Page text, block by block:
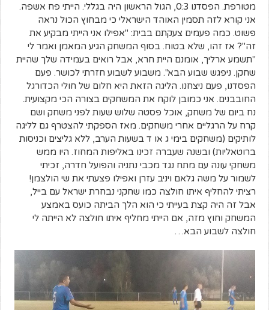
מטורפת. הפסדנו 0:3, הגול הראשון היה בגללי. הייתי פח אשפה.
אני קורא לזה תסמין האוהד הישראלי כי מבחוץ הכול נראה
פשוט. כמה פעמים צעקתם בבית: "אפילו אני הייתי מבקיע את
זה"? אז זהו, שלא בטוח. בסוף המשחק הגיע המאמן ואמר לי
"תשמע ארליך, אומנם היית חרא, אבל רואים בעמידה שלך שהיית
שחקן. ניפגש שבוע הבא". משבוע לשבוע חזרתי לכושר. פעם
הפסדנו, פעם ניצחנו. הליגה הזאת היא חלום של חולי הכדורגל
החובבנים. אני כמובן לוקח את המשחקים בצורה הכי מקצועית.
נח ביום של משחק, אוכל פסטה שלוש שעות לפני משחק ושם
קרח על הרגליים אחרי משחקים. מאז הספקתי להצטרף גם לליגה
לותיקים (משחקים בימי ג או ד בשעות הערב, ללא גליצים וכניסות
ברוטאליות) ובשנה שעברה זכינו באליפות המחוז. היו ממש
משחקי עונה עם מתח נגד מכבי נתניה והפועל חדרה, זכיתי
לשמור על משה גלאם ויניב עזרן ואפילו פצעתי את שי הולצמן!
רציתי להחליף איתו חולצה כמו שחקני נבחרת ישראל עם בייל,
אבל זה היה קצת בעייתי כי הוא הלך הביתה כועס באמצע
המשחק וחוץ מזה, אם הייתי מחליף איתו חולצה לא הייתה לי
חולצה לשבוע הבא…